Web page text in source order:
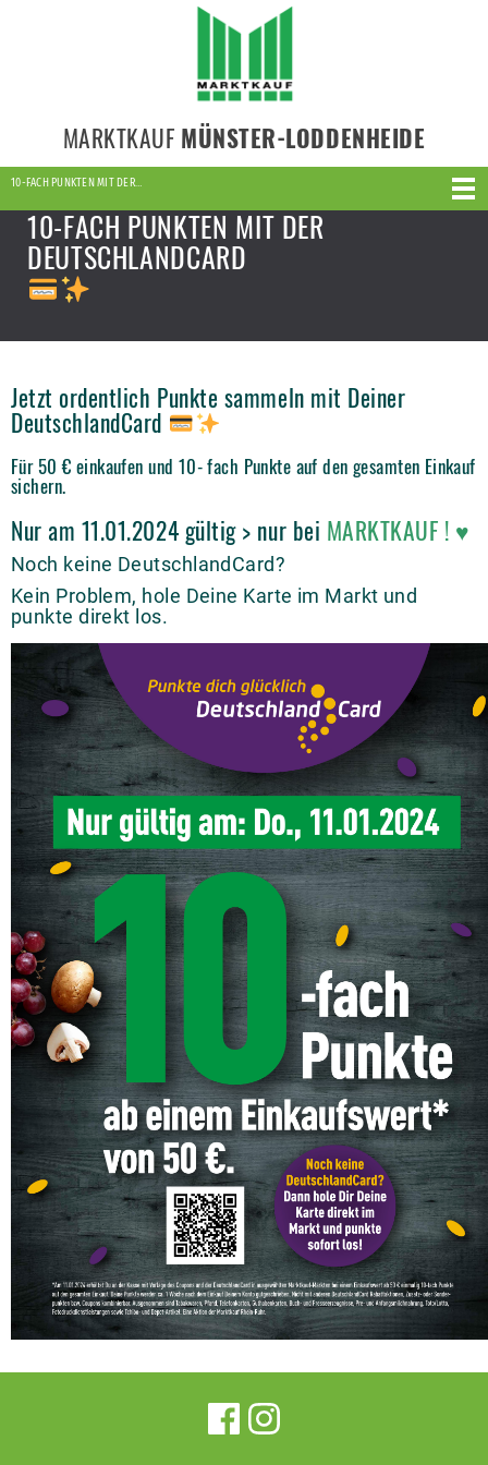
MARKTKAUF MÜNSTER-LODDENHEIDE
10-FACH PUNKTEN MIT DER…
10-FACH PUNKTEN MIT DER
DEUTSCHLANDCARD
Jetzt ordentlich Punkte sammeln mit Deiner
DeutschlandCard
Für 50 € einkaufen und 10- fach Punkte auf den gesamten Einkauf
sichern.
Nur am 11.01.2024 gültig > nur bei MARKTKAUF ! ♥
Noch keine DeutschlandCard?
Kein Problem, hole Deine Karte im Markt und
punkte direkt los.